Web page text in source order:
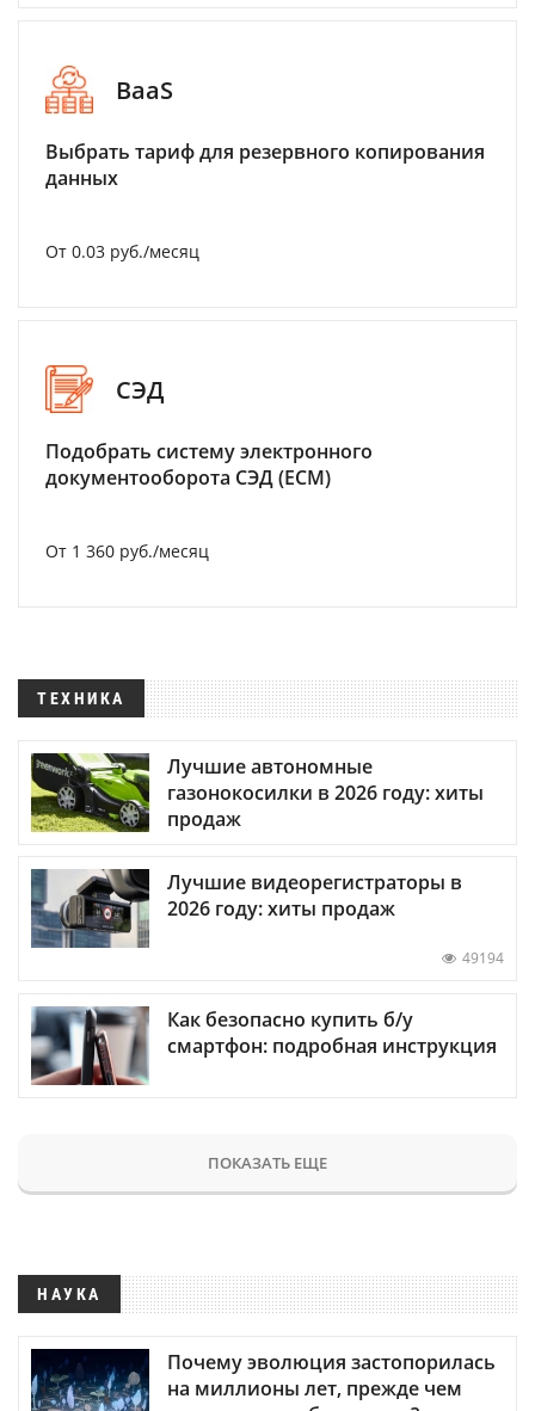
BaaS
Выбрать тариф для резервного копирования
данных
От 0.03 руб./месяц
СЭД
Подобрать систему электронного
документооборота СЭД (ECM)
От 1 360 руб./месяц
ТЕХНИКА
Лучшие автономные
газонокосилки в 2026 году: хиты
продаж
Лучшие видеорегистраторы в
2026 году: хиты продаж
49194
Как безопасно купить б/у
смартфон: подробная инструкция
ПОКАЗАТЬ ЕЩЕ
НАУКА
Почему эволюция застопорилась
на миллионы лет, прежде чем